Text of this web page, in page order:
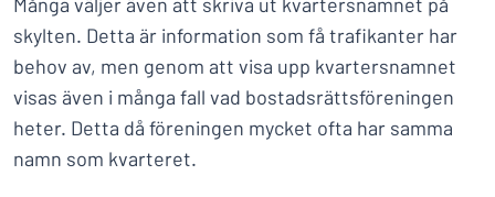
skylten. Detta är information som få trafikanter har
behov av, men genom att visa upp kvartersnamnet
visas även i många fall vad bostadsrättsföreningen
heter. Detta då föreningen mycket ofta har samma
namn som kvarteret.